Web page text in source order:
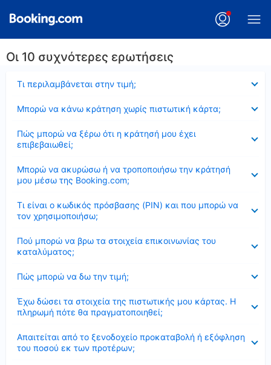
Οι 10 συχνότερες ερωτήσεις
Τι περιλαμβάνεται στην τιμή;
Μπορώ να κάνω κράτηση χωρίς πιστωτική κάρτα;
Πώς μπορώ να ξέρω ότι η κράτησή μου έχει
επιβεβαιωθεί;
Μπορώ να ακυρώσω ή να τροποποιήσω την κράτησή
μου μέσω της Booking.com;
Τι είναι ο κωδικός πρόσβασης (PIN) και που μπορώ να
τον χρησιμοποιήσω;
Πού μπορώ να βρω τα στοιχεία επικοινωνίας του
καταλύματος;
Πώς μπορώ να δω την τιμή;
Έχω δώσει τα στοιχεία της πιστωτικής μου κάρτας. Η
πληρωμή πότε θα πραγματοποιηθεί;
Απαιτείται από το ξενοδοχείο προκαταβολή ή εξόφληση
του ποσού εκ των προτέρων;